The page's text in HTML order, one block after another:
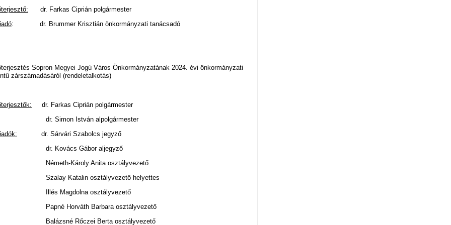
dr. Farkas Ciprián polgármester
: dr. Brummer Krisztián önkormányzati tanácsadó
Sopron Megyei Jogú Város Önkormányzatának 2024. évi önkormányzati
zárszámadásáról (rendeletalkotás)
dr. Farkas Ciprián polgármester
Simon István alpolgármester
dr. Sárvári Szabolcs jegyző
Kovács Gábor aljegyző
Károly Anita osztályvezető
Katalin osztályvezető helyettes
Magdolna osztályvezető
Horváth Barbara osztályvezető
Rőczei Berta osztályvezető